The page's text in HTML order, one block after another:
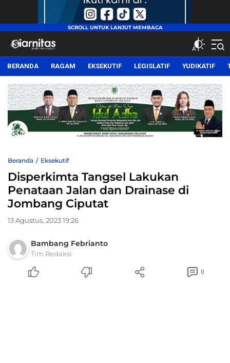
siarnitas
Jernih Menyiarkan
BERANDA RAGAM EKSEKUTIF LEGISLATIF YUDIKATIF
Beranda Eksekutif
Disperkimta Tangsel Lakukan
Penataan Jalan dan Drainase di
Jombang Ciputat
13 Agustus, 2023 19:26
Bambang Febrianto
Tim Redaksi
0